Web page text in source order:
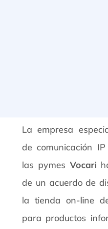
La empresa
de comunicación
las pymes Vocari
de un acuerdo de
la tienda on-line
para productos